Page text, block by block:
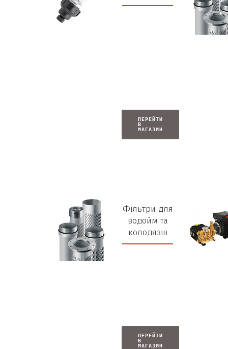
ПЕРЕЙТИ
В
МАГАЗИН
Фільтри для
водойм та
колодязів
ПЕРЕЙТИ
В
МАГАЗИН